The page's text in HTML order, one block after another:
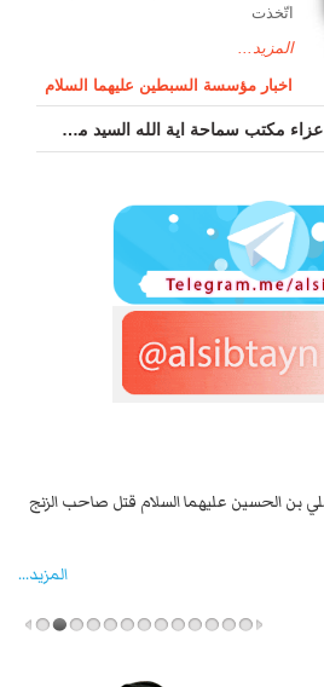
اتّخذت
المزيد...
اخبار مؤسسة السبطين عليهما السلام
تقرير مصوّر - موكب عزاء مکتب سماحة اية الله السيد مرتضى الموسوي الاصفهاني في يوم إستشهاد السيدة فاطم...
بن الحسين عليهما السلام قتل صاحب الزنج
المزید...